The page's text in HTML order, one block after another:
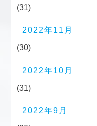
(31)
2022年11月
(30)
2022年10月
(31)
2022年9月